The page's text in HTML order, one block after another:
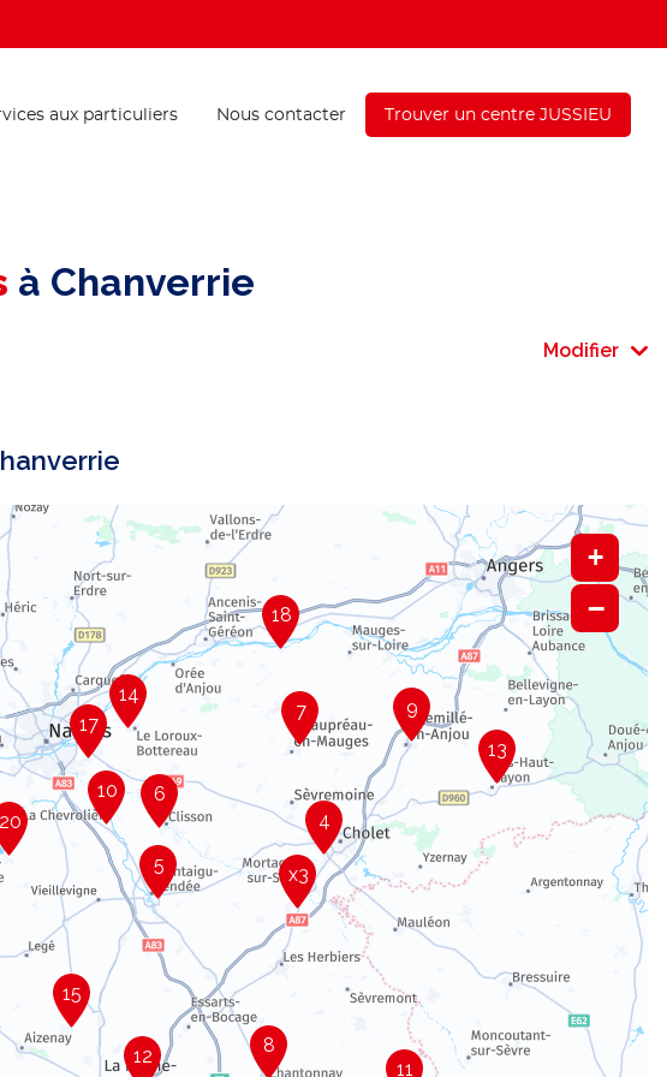
aux particuliers Nous contacter Trouver un centre JUSSIEU
à Chanverrie
Modifier
20
17
14
11
15
12
18
13
9
8
7
10 6
5
4
x3
+
−